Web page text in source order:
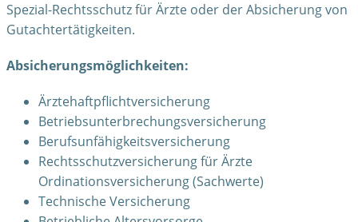
Spezial-Rechtsschutz für Ärzte oder der Absicherung von
Gutachtertätigkeiten.
Absicherungsmöglichkeiten:
Ärztehaftpflichtversicherung
Betriebsunterbrechungsversicherung
Berufsunfähigkeitsversicherung
Rechtsschutzversicherung für Ärzte
Ordinationsversicherung (Sachwerte)
Technische Versicherung